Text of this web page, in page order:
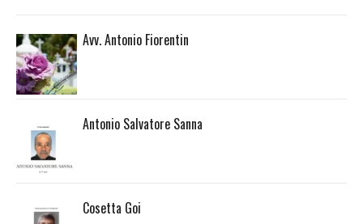
Avv. Antonio Fiorentin
Antonio Salvatore Sanna
Cosetta Goi